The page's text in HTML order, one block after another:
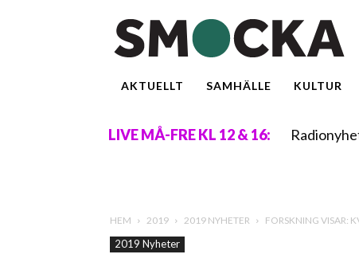
AKTUELLT SAMHÄLLE KULTUR
LIVE MÅ-FRE KL 12 & 16:
HEM 2019 2019 NYHETER FORSKNING VISAR:
2019 Nyheter